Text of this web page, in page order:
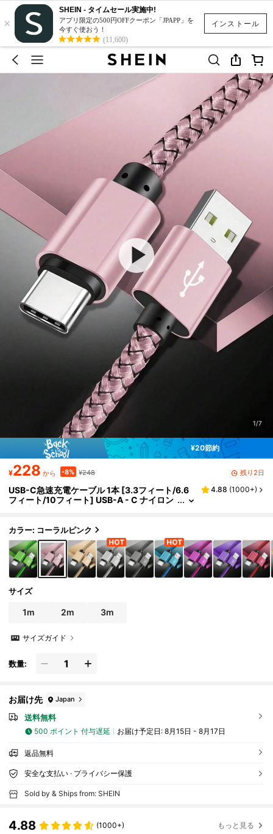
インストール
×
SHEIN - タイムセール実施中!
アプリ限定の500円OFFクーポン「JPAPP」を
今すぐ使おう！
(11,600)
1/7
¥20節約
¥228 から -8% ¥248 残り2日
USB-C急速充電ケーブル 1本 [3.3フィート/6.6
フィート/10フィート] USB-A - C ナイロン
7、Pixel、その他のUSB-Cデバイスに対応
4.88 (1000+)
カラー: コーラルピンク
サイズ
1m 2m 3m
サイズガイド
数量:
お届け先 Japan
送料無料
500 ポイント 付与遅延 お届け予定日: 8月15日 - 8月17日
返品無料
安全な支払い · プライバシー保護
Sold by & Ships from: SHEIN
4.88 (1000+) もっと見る